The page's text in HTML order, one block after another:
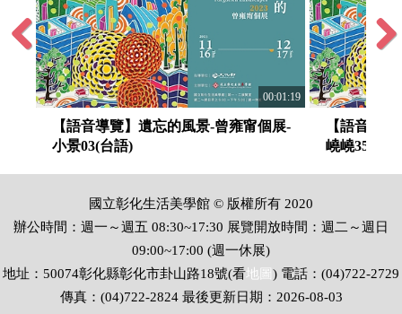
【語音導覽】遺忘的風景-曾雍甯個展-原
生的律動51(華語)
影片時間 00:01:24
【語音導覽】遺忘的風景-曾雍甯個展-春
光錦04(華語)
影片時間 00:01:31
【語音導覽】遺忘的風景-曾雍甯個展-迴
01(華語)
【語音導覽】遺忘的風景-曾雍甯個展-光
00:01:19
【語音導覽】遺忘的風景-曾雍甯個展-
小景03(台語)
【語音導
嶢嶢35(台
Previous
國立彰化生活美學館 © 版權所有 2020
辦公時間：週一～週五 08:30~17:30 展覽開放時間：週二～週日
09:00~17:00 (週一休展)
地址：50074彰化縣彰化市卦山路18號(看地圖 ) 電話：(04)722-2729
傳真：(04)722-2824 最後更新日期：2026-08-03